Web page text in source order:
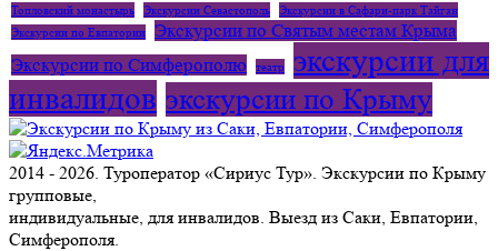
Топловский монастырь Экскурсии Севастополь Экскурсии в Сафари-парк Тайган
Экскурсии по Евпатории Экскурсии по Святым местам Крыма
Экскурсии по Симферополю
театр
экскурсии для
инвалидов экскурсии по Крыму
2014 - 2026. Туроператор «Сириус Тур». Экскурсии по Крыму
групповые,
индивидуальные, для инвалидов. Выезд из Саки, Евпатории,
Симферополя.